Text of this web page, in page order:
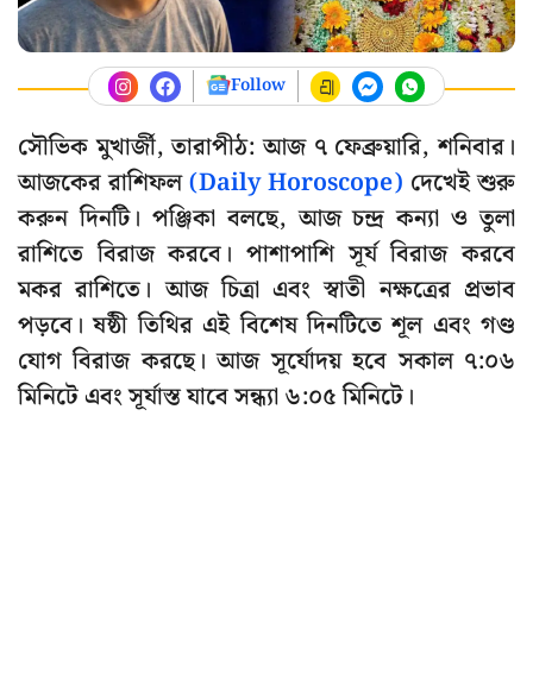
Follow
সৌভিক মুখার্জী, তারাপীঠ: আজ ৭ ফেব্রুয়ারি, শনিবার।
আজকের রাশিফল(Daily Horoscope) দেখেই শুরু
করুন দিনটি। পঞ্জিকা বলছে, আজ চন্দ্র কন্যা ও তুলা
রাশিতে বিরাজ করবে। পাশাপাশি সূর্য বিরাজ করবে
মকর রাশিতে। আজ চিত্রা এবং স্বাতী নক্ষত্রের প্রভাব
পড়বে। ষষ্ঠী তিথির এই বিশেষ দিনটিতে শূল এবং গণ্ড
যোগ বিরাজ করছে। আজ সূর্যোদয় হবে সকাল ৭:০৬
মিনিটে এবং সূর্যাস্ত যাবে সন্ধ্যা ৬:০৫ মিনিটে।